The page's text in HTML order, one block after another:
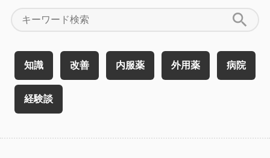
search
知識 改善 内服薬 外用薬 病院
経験談